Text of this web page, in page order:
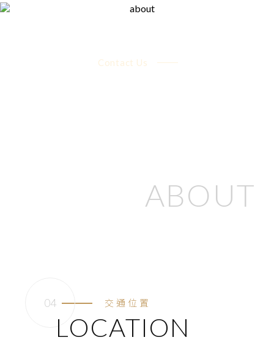
Contact Us
ABOUT
交通位置
LOCATION